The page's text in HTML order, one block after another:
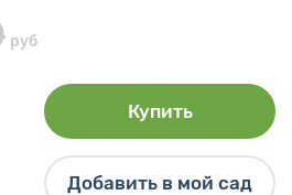
руб
Купить
Добавить в мой сад